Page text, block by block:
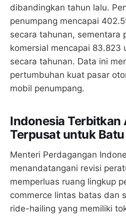
dibandingkan tahun lalu.
penumpang mencapai
secara tahunan, sementara
komersial mencapai 83.823
secara tahunan. Data ini
pertumbuhan kuat pasar
mobil penumpang.
Indonesia Terbitkan
Terpusat untuk
Menteri Perdagangan
menandatangani revisi
memperluas ruang lingkup
commerce lintas batas dan
ride-hailing yang memiliki